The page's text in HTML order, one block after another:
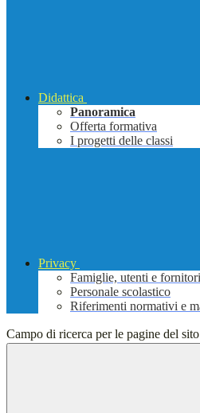
Didattica
Panoramica
Offerta formativa
I progetti delle classi
Privacy
Famiglie, utenti e fornitori
Personale scolastico
Riferimenti normativi e
Campo di ricerca per le pagine del sito